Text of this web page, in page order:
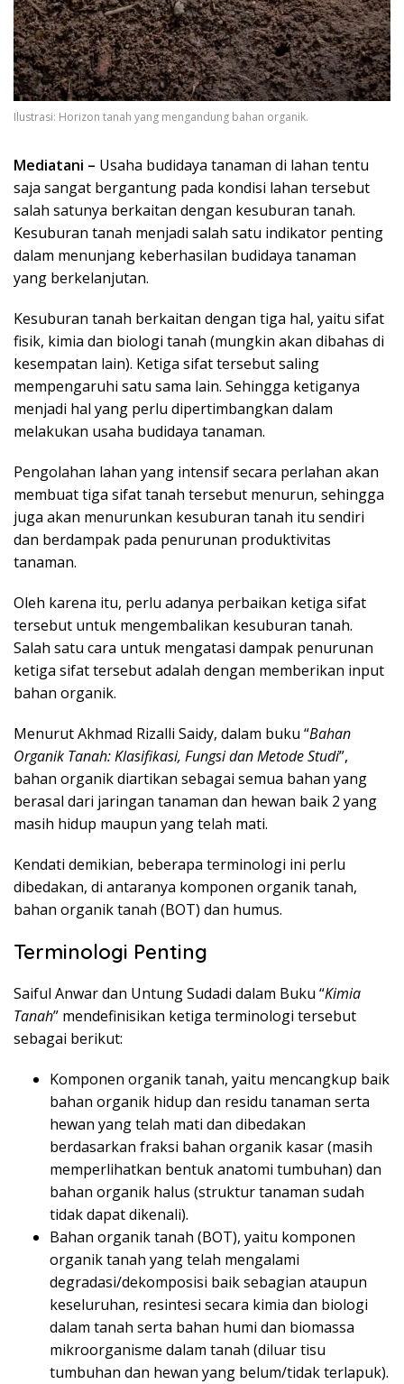
Ilustrasi: Horizon tanah yang mengandung bahan organik.
Mediatani – Usaha budidaya tanaman di lahan tentu
saja sangat bergantung pada kondisi lahan tersebut
salah satunya berkaitan dengan kesuburan tanah.
Kesuburan tanah menjadi salah satu indikator penting
dalam menunjang keberhasilan budidaya tanaman
yang berkelanjutan.
Kesuburan tanah berkaitan dengan tiga hal, yaitu sifat
fisik, kimia dan biologi tanah (mungkin akan dibahas di
kesempatan lain). Ketiga sifat tersebut saling
mempengaruhi satu sama lain. Sehingga ketiganya
menjadi hal yang perlu dipertimbangkan dalam
melakukan usaha budidaya tanaman.
Pengolahan lahan yang intensif secara perlahan akan
membuat tiga sifat tanah tersebut menurun, sehingga
juga akan menurunkan kesuburan tanah itu sendiri
dan berdampak pada penurunan produktivitas
tanaman.
Oleh karena itu, perlu adanya perbaikan ketiga sifat
tersebut untuk mengembalikan kesuburan tanah.
Salah satu cara untuk mengatasi dampak penurunan
ketiga sifat tersebut adalah dengan memberikan input
bahan organik.
Menurut Akhmad Rizalli Saidy, dalam buku “Bahan
Organik Tanah: Klasifikasi, Fungsi dan Metode Studi”,
bahan organik diartikan sebagai semua bahan yang
berasal dari jaringan tanaman dan hewan baik 2 yang
masih hidup maupun yang telah mati.
Kendati demikian, beberapa terminologi ini perlu
dibedakan, di antaranya komponen organik tanah,
bahan organik tanah (BOT) dan humus.
Terminologi Penting
Saiful Anwar dan Untung Sudadi dalam Buku “Kimia
Tanah” mendefinisikan ketiga terminologi tersebut
sebagai berikut:
Komponen organik tanah, yaitu mencangkup baik
bahan organik hidup dan residu tanaman serta
hewan yang telah mati dan dibedakan
berdasarkan fraksi bahan organik kasar (masih
memperlihatkan bentuk anatomi tumbuhan) dan
bahan organik halus (struktur tanaman sudah
tidak dapat dikenali).
Bahan organik tanah (BOT), yaitu komponen
organik tanah yang telah mengalami
degradasi/dekomposisi baik sebagian ataupun
keseluruhan, resintesi secara kimia dan biologi
dalam tanah serta bahan humi dan biomassa
mikroorganisme dalam tanah (diluar tisu
tumbuhan dan hewan yang belum/tidak terlapuk).